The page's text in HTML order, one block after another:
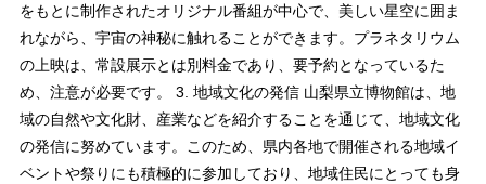
をもとに制作されたオリジナル番組が中心で、美しい星空に囲ま
れながら、宇宙の神秘に触れることができます。プラネタリウム
の上映は、常設展示とは別料金であり、要予約となっているた
め、注意が必要です。 3. 地域文化の発信 山梨県立博物館は、地
域の自然や文化財、産業などを紹介することを通じて、地域文化
の発信に努めています。このため、県内各地で開催される地域イ
ベントや祭りにも積極的に参加しており、地域住民にとっても身